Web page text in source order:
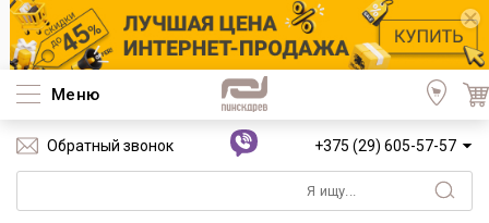
Меню
Обратный звонок +375 (29) 605-57-57